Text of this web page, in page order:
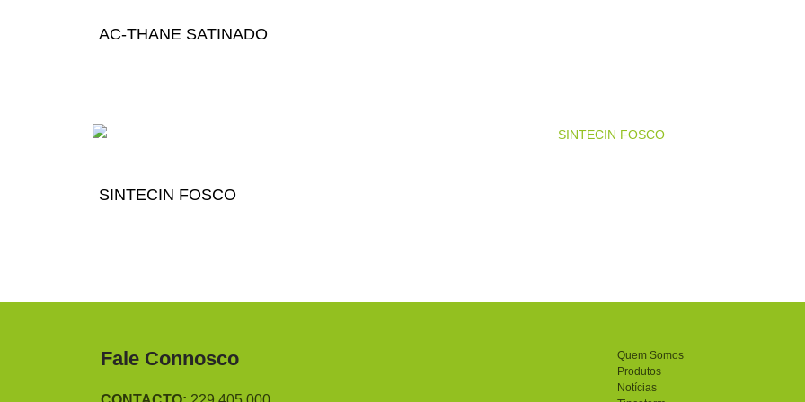
AC-THANE SATINADO
SINTECIN FOSCO
Fale Connosco
Quem Somos
Produtos
Notícias